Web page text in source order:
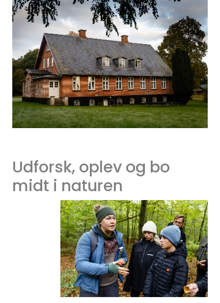
Udforsk, oplev og bo
midt i naturen